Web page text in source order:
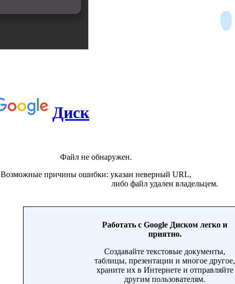
Диск
Файл не обнаружен.
Возможные причины ошибки: указан неверный URL,
либо файл удален владельцем.
Работать с Google Диском легко и
приятно.
Создавайте текстовые документы,
таблицы, презентации и многое другое,
храните их в Интернете и отправляйте
другим пользователям.